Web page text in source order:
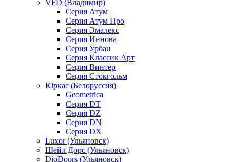
VFD (Владимир)
Серия Атум
Серия Атум Про
Серия Эмалекс
Серия Иннова
Серия Урбан
Серия Классик Арт
Серия Винтер
Серия Стокгольм
Юркас (Белоруссия)
Geometrica
Серия DT
Серия DZ
Серия DN
Серия DX
Luxor (Ульяновск)
Шейл Дорс (Ульяновск)
DioDoors (Ульяновск)